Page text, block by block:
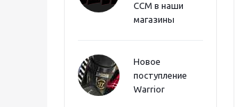
CCM в наши
магазины
Новое
поступление
Warrior